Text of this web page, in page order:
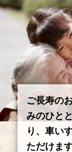
ご長寿の
みのひと
り、車い
ただけま